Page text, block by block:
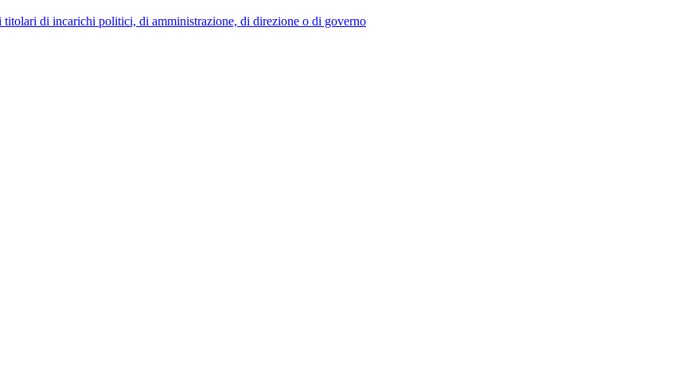
titolari di incarichi politici, di amministrazione, di direzione o di governo